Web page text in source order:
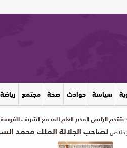
سياسة حوادث صحة مجتمع رياضة